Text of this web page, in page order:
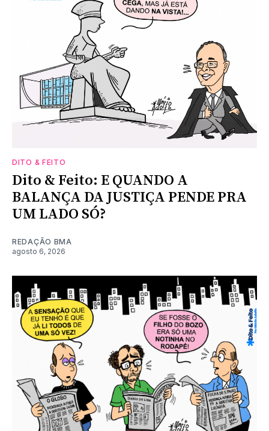
DITO & FEITO
Dito & Feito: E QUANDO A
BALANÇA DA JUSTIÇA PENDE PRA
UM LADO SÓ?
REDAÇÃO BMA
agosto 6, 2026